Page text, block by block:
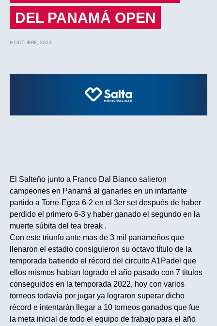
DEL PANAMÁ OPEN
9 OCTUBRE, 2023
El Salteño junto a Franco Dal Bianco salieron
campeones en Panamá al ganarles en un infartante
partido a Torre-Egea 6-2 en el 3er set después de haber
perdido el primero 6-3 y haber ganado el segundo en la
muerte súbita del tea break .
Con este triunfo ante mas de 3 mil panameños que
llenaron el estadio consiguieron su octavo título de la
temporada batiendo el récord del circuito A1Padel que
ellos mismos habían logrado el año pasado con 7 titulos
conseguidos en la temporada 2022, hoy con varios
torneos todavía por jugar ya lograron superar dicho
récord e intentarán llegar a 10 torneos ganados que fue
la meta inicial de todo el equipo de trabajo para el año